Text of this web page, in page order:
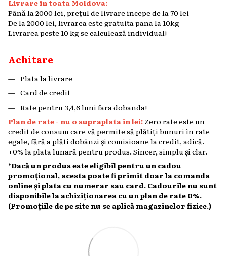
Livrare in toata Moldova:
Până la 2000 lei, prețul de livrare incepe de la 70 lei
De la 2000 lei, livrarea este gratuita pana la 10kg
Livrarea peste 10 kg se calculează individual!
Achitare
Plata la livrare
Card de credit
Rate pentru 3,4,6 luni fara dobanda!
Plan de rate - nu o supraplata in lei! Zero rate este un
credit de consum care vă permite să plătiți bunuri în rate
egale, fără a plăti dobânzi și comisioane la credit, adică.
+0% la plata lunară pentru produs. Sincer, simplu și clar.
*Dacă un produs este eligibil pentru un cadou
promoțional, acesta poate fi primit doar la comanda
online și plata cu numerar sau card. Cadourile nu sunt
disponibile la achiziționarea cu un plan de rate 0%.
(Promoțiile de pe site nu se aplică magazinelor fizice.)